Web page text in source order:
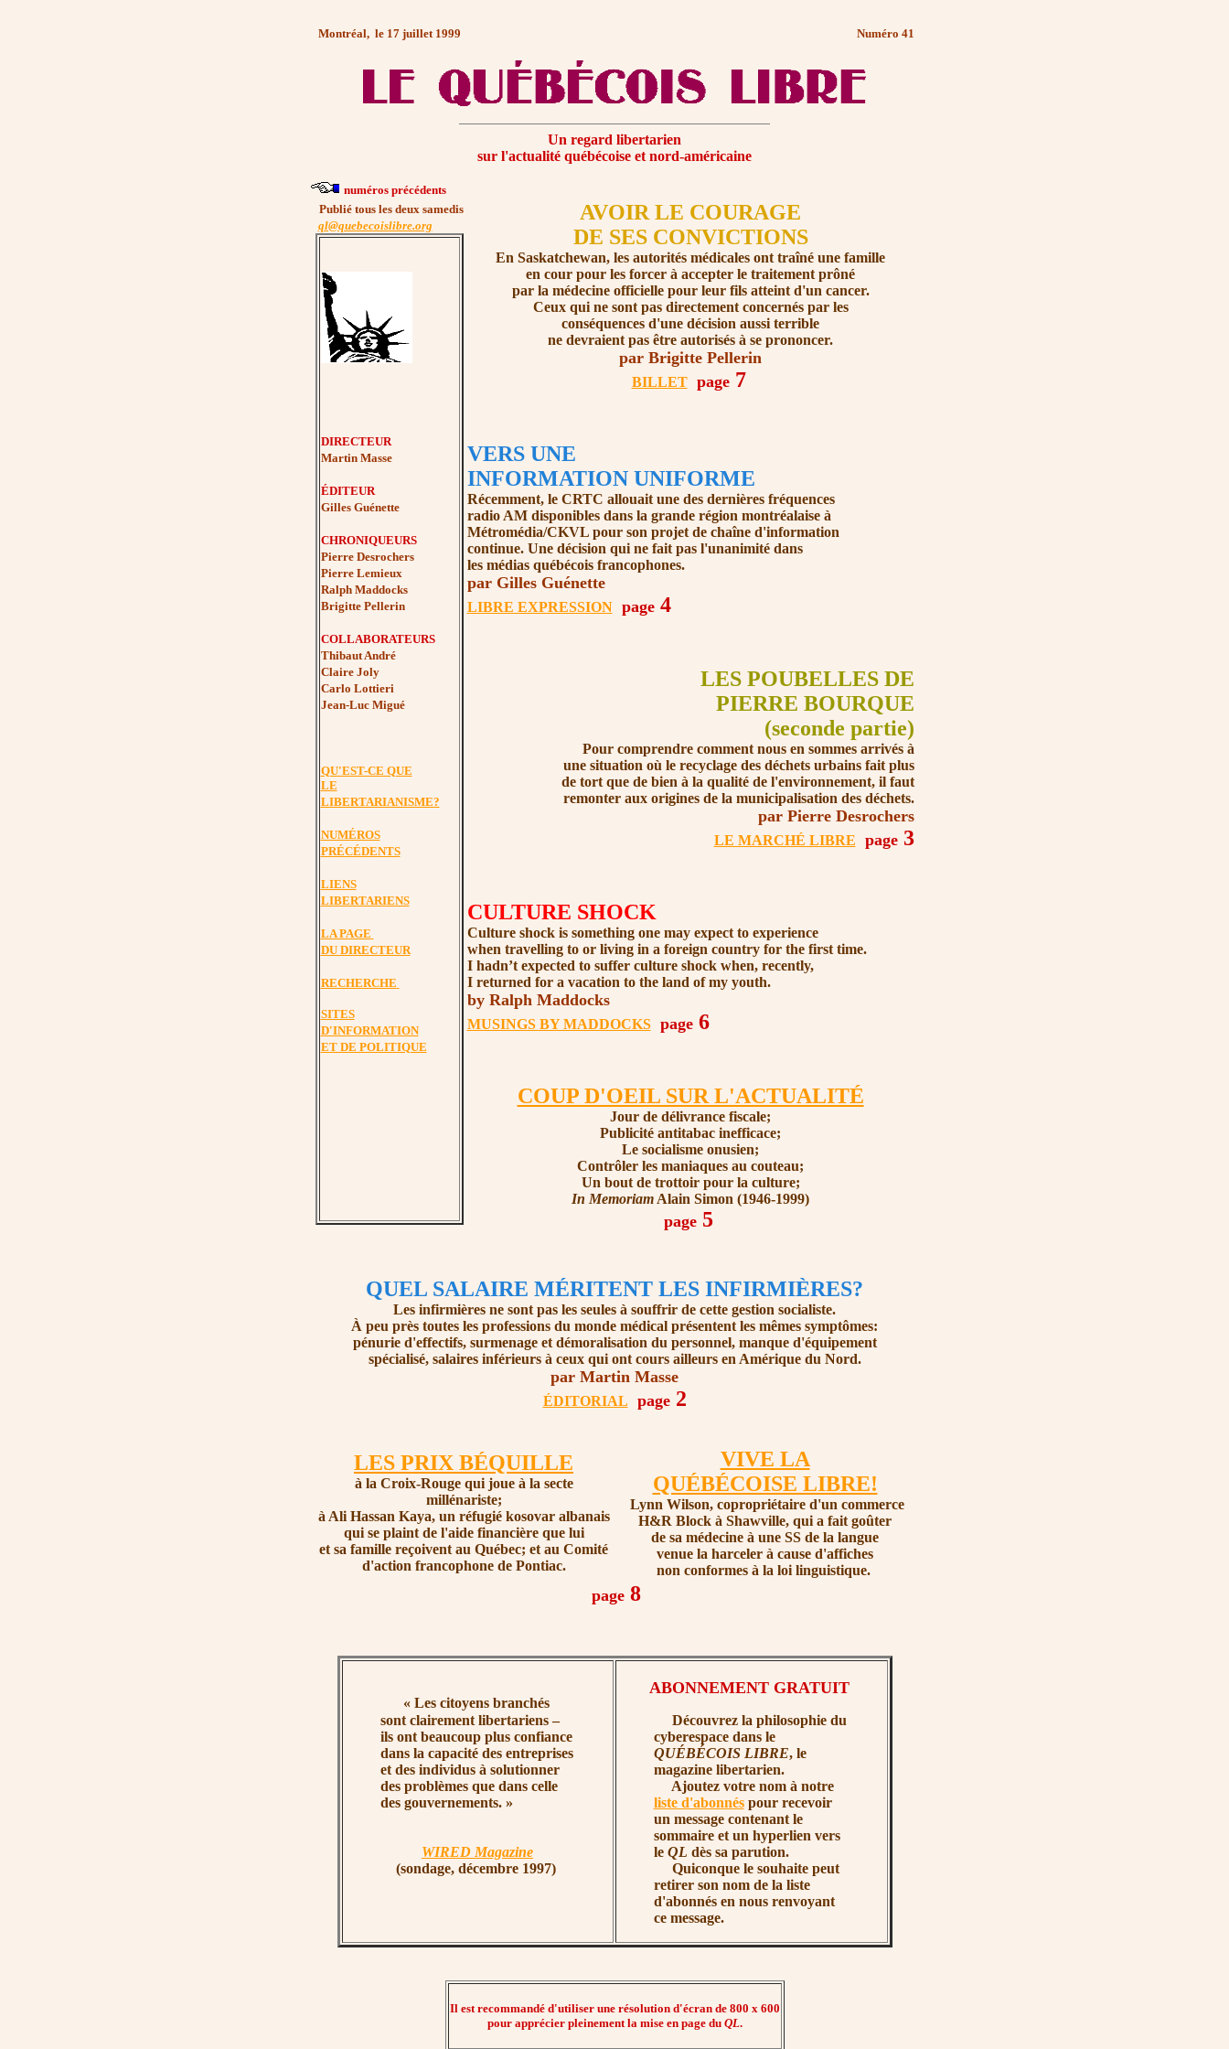
Montréal, le 17 juillet 1999 Numéro 41
Un regard libertarien
sur l'actualité québécoise et nord-américaine
numéros précédents
Publié tous les deux samedis
ql@quebecoislibre.org
DIRECTEUR
Martin Masse
ÉDITEUR
Gilles Guénette
CHRONIQUEURS
Pierre Desrochers
Pierre Lemieux
Ralph Maddocks
Brigitte Pellerin
COLLABORATEURS
Thibaut André
Claire Joly
Carlo Lottieri
Jean-Luc Migué
QU'EST-CE QUE
LE
LIBERTARIANISME?
NUMÉROS
PRÉCÉDENTS
LIENS
LIBERTARIENS
LA PAGE
DU DIRECTEUR
RECHERCHE
SITES
D'INFORMATION
ET DE POLITIQUE
AVOIR LE COURAGE
DE SES CONVICTIONS
En Saskatchewan, les autorités médicales ont traîné une famille
en cour pour les forcer à accepter le traitement prôné
par la médecine officielle pour leur fils atteint d'un cancer.
Ceux qui ne sont pas directement concernés par les
conséquences d'une décision aussi terrible
ne devraient pas être autorisés à se prononcer.
par Brigitte Pellerin
BILLETpage7
VERS UNE
INFORMATION UNIFORME
Récemment, le CRTC allouait une des dernières fréquences
radio AM disponibles dans la grande région montréalaise à
Métromédia/CKVL pour son projet de chaîne d'information
continue. Une décision qui ne fait pas l'unanimité dans
les médias québécois francophones.
par Gilles Guénette
LIBRE EXPRESSIONpage4
LES POUBELLES DE
PIERRE BOURQUE
(seconde partie)
Pour comprendre comment nous en sommes arrivés à
une situation où le recyclage des déchets urbains fait plus
de tort que de bien à la qualité de l'environnement, il faut
remonter aux origines de la municipalisation des déchets.
par Pierre Desrochers
LE MARCHÉ LIBRE page3
CULTURE SHOCK
Culture shock is something one may expect to experience
when travelling to or living in a foreign country for the first time.
I hadn’t expected to suffer culture shock when, recently,
I returned for a vacation to the land of my youth.
by Ralph Maddocks
MUSINGS BY MADDOCKSpage6
COUP D'OEIL SUR L'ACTUALITÉ
Jour de délivrance fiscale;
Publicité antitabac inefficace;
Le socialisme onusien;
Contrôler les maniaques au couteau;
Un bout de trottoir pour la culture;
In Memoriam Alain Simon (1946-1999)
page 5
QUEL SALAIRE MÉRITENT LES INFIRMIÈRES?
Les infirmières ne sont pas les seules à souffrir de cette gestion socialiste.
À peu près toutes les professions du monde médical présentent les mêmes symptômes:
pénurie d'effectifs, surmenage et démoralisation du personnel, manque d'équipement
spécialisé, salaires inférieurs à ceux qui ont cours ailleurs en Amérique du Nord.
par Martin Masse
ÉDITORIAL page2
LES PRIX BÉQUILLE
à la Croix-Rouge qui joue à la secte
millénariste;
à Ali Hassan Kaya, un réfugié kosovar albanais
qui se plaint de l'aide financière que lui
et sa famille reçoivent au Québec; et au Comité
d'action francophone de Pontiac.
VIVE LA
QUÉBÉCOISE LIBRE!
Lynn Wilson, copropriétaire d'un commerce
H&R Block à Shawville, qui a fait goûter
de sa médecine à une SS de la langue
venue la harceler à cause d'affiches
non conformes à la loi linguistique.
page 8
« Les citoyens branchés
sont clairement libertariens –
ils ont beaucoup plus confiance
dans la capacité des entreprises
et des individus à solutionner
des problèmes que dans celle
des gouvernements. »
WIRED Magazine
(sondage, décembre 1997)
ABONNEMENT GRATUIT
Découvrez la philosophie du
cyberespace dans le
QUÉBÉCOIS LIBRE, le
magazine libertarien.
Ajoutez votre nom à notre
liste d'abonnés pour recevoir
un message contenant le
sommaire et un hyperlien vers
le QL dès sa parution.
Quiconque le souhaite peut
retirer son nom de la liste
d'abonnés en nous renvoyant
ce message.
Il est recommandé d'utiliser une résolution d'écran de 800 x 600
pour apprécier pleinement la mise en page du QL.